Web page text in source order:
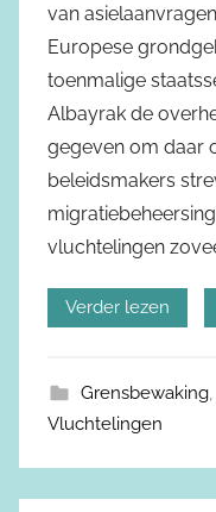
van
Europese
toenmalige
Albayrak de
gegeven om daar
beleidsmakers
vluchtelingen
Verder lezen
Grensbewaking,
Vluchtelingen